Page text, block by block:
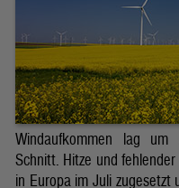
Windaufkommen lag um
Schnitt. Hitze und
in Europa im Juli